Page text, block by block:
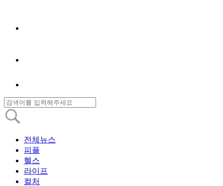
전체뉴스
피플
헬스
라이프
컬처